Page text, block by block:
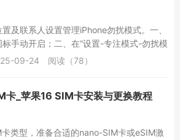
及联系人设置管理iPhone勿扰模式。一、
手动开启；二、在“设置-专注模式-勿扰模
的时间段；三...
09-24 阅读（78）
卡_苹果16 SIM卡安装与更换教程
类型，准备合适的nano-SIM卡或eSIM激